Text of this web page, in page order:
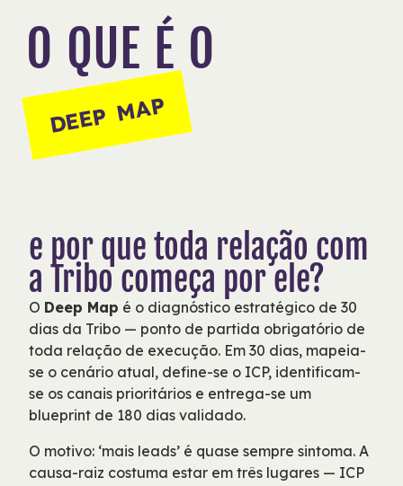
O QUE É O
DEEP MAP
e por que toda relação com
a Tribo começa por ele?
O Deep Map é o diagnóstico estratégico de 30
dias da Tribo — ponto de partida obrigatório de
toda relação de execução. Em 30 dias, mapeia-
se o cenário atual, define-se o ICP, identificam-
se os canais prioritários e entrega-se um
blueprint de 180 dias validado.
O motivo: ‘mais leads’ é quase sempre sintoma. A
causa-raiz costuma estar em três lugares — ICP